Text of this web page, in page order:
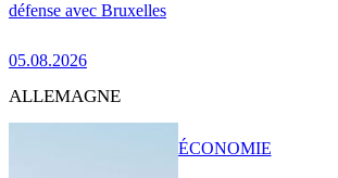
défense avec Bruxelles
05.08.2026
ALLEMAGNE
ÉCONOMIE